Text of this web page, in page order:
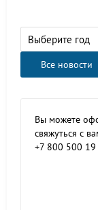
Выберите год
Все новости
Вы можете
свяжуться с
+7 800 500 19